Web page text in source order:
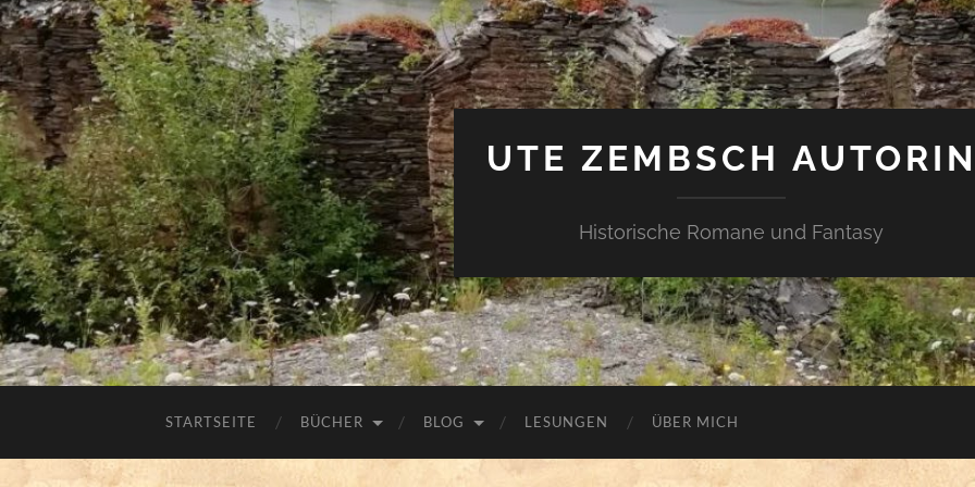
UTE ZEMBSCH
Historische Romane und Fantasy
STARTSEITE BÜCHER BLOG LESUNGEN ÜBER MICH